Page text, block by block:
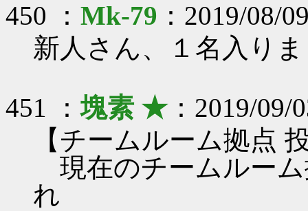
450 ： Mk-79 ：2019/08/
新人さん、１名入り
451 ：塊素 ★：2019/09/
【チームルーム拠点
現在のチームルー
れ